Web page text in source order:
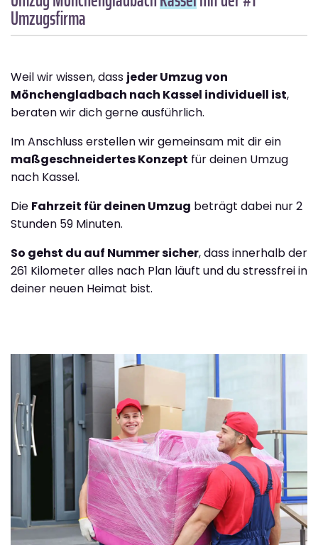
Umzugsfirma
Weil wir wissen, dass jeder Umzug von
Mönchengladbach nach Kassel individuell ist,
beraten wir dich gerne ausführlich.
Im Anschluss erstellen wir gemeinsam mit dir ein
maßgeschneidertes Konzept für deinen Umzug
nach Kassel.
Die Fahrzeit für deinen Umzug beträgt dabei nur 2
Stunden 59 Minuten.
So gehst du auf Nummer sicher, dass innerhalb der
261 Kilometer alles nach Plan läuft und du stressfrei in
deiner neuen Heimat bist.